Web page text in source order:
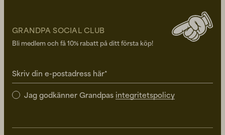
GRANDPA SOCIAL CLUB
Bli medlem och få 10% rabatt på ditt första köp!
Skriv din e-postadress här*
Jag godkänner Grandpas integritetspolicy